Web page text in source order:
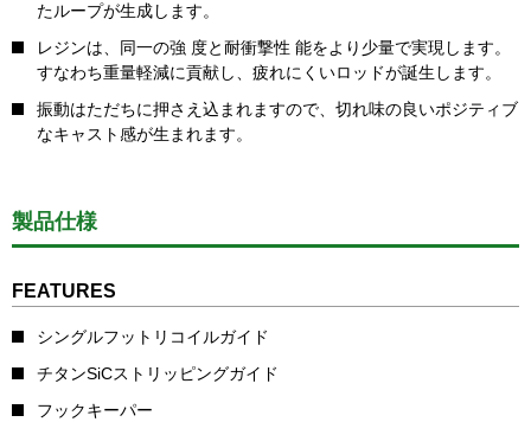
たループが生成します。
レジンは、同一の強 度と耐衝撃性 能をより少量で実現します。
すなわち重量軽減に貢献し、疲れにくいロッドが誕生します。
振動はただちに押さえ込まれますので、切れ味の良いポジティブ
なキャスト感が生まれます。
製品仕様
FEATURES
シングルフットリコイルガイド
チタンSiCストリッピングガイド
フックキーパー